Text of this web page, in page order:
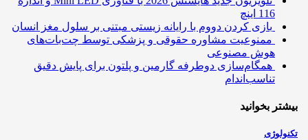
بازی کردن دووم با رایانه زیستی مبتنی بر سلول مغز انسان
ممنوعیت مشاوره حقوقی و پزشکی توسط چت‌بات‌های
هوش مصنوعی
همگام‌سازی دوطرفه گارمین و پلتون برای پایش دقیق
تناسب‌اندام
بخوانید